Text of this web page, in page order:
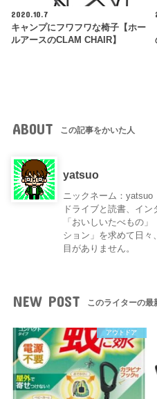
2020.10.7
キャンプにフワフワな椅子【ホー
ルアースのCLAM CHAIR】
ABOUT この記事をかいた人
yatsuo
ニックネーム：yatsuo
ドライブと読書、イ
「おいしいたべもの
ション」を求めて日々
目がありません。
NEW POST このライターの最
アウトドア